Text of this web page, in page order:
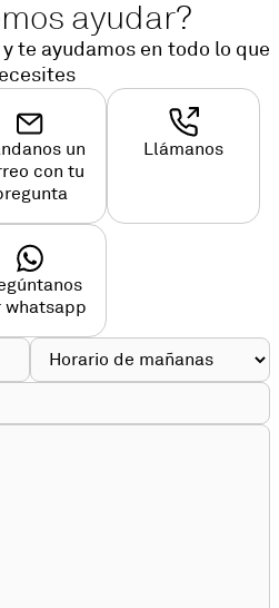
ayudar?
te ayudamos en todo lo que
un
con tu
Llámanos
whatsapp